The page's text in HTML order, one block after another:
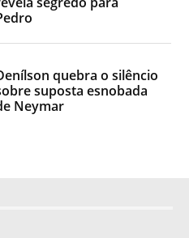
quebra o silêncio
suposta esnobada
Neymar